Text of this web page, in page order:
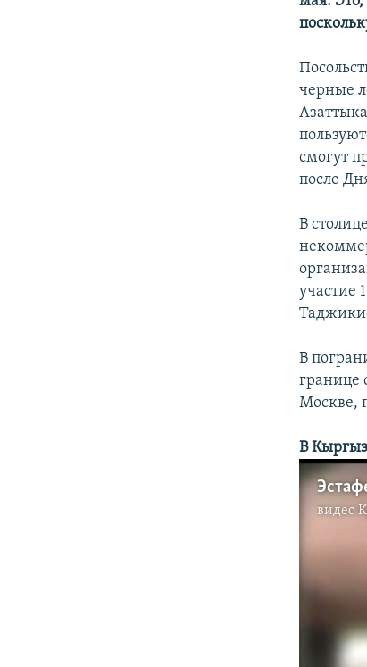
черные
смогут
после
В
участие
В
границе
Москве,
В
видео